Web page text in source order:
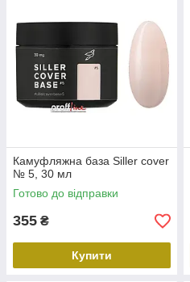
Камуфляжна база Siller cover
№ 5, 30 мл
Готово до відправки
355 ₴
Купити